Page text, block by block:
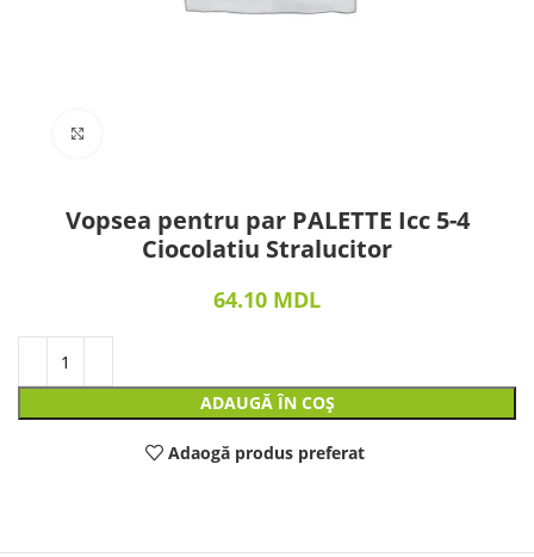
Vopsea pentru par PALETTE Icc 5-4
Ciocolatiu Stralucitor
64.10 MDL
ADAUGĂ ÎN COȘ
Adaogă produs preferat